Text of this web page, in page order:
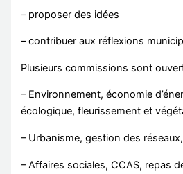
– proposer des idées
– contribuer aux réflexions
Plusieurs commissions sont
– Environnement, économie
écologique, fleurissement et
– Urbanisme, gestion des
– Affaires sociales, CCAS, repas